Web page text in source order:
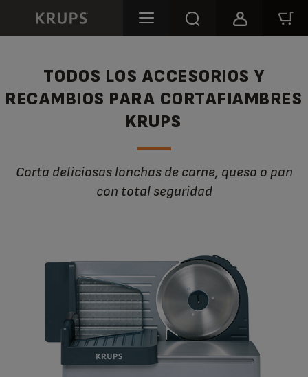
TODOS LOS ACCESORIOS Y
RECAMBIOS PARA CORTAFIAMBRES
KRUPS
Corta deliciosas lonchas de carne, queso o pan
con total seguridad